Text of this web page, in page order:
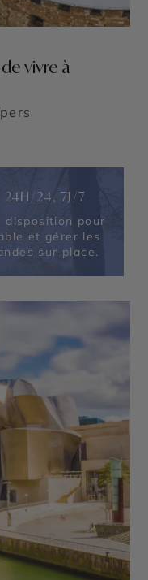
vivre à
24, 7J/7
disposition pour
et gérer les
sur place.